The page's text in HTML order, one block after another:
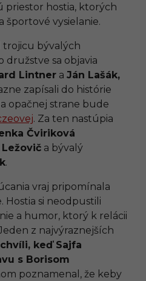
priestor hostia, ktorých
športové vysielanie.
trojicu bývalých
družstve sa objavia
Lintner a Ján Lašák,
zapísali do histórie
opačnej strane bude
. Za ten nastúpia
Čviriková
a bývalý
.
vraj pripomínala
si neodpustili
a humor, ktorý k relácii
z najvýraznejších
keď Sajfa
s Borisom
poznamenal, že keby